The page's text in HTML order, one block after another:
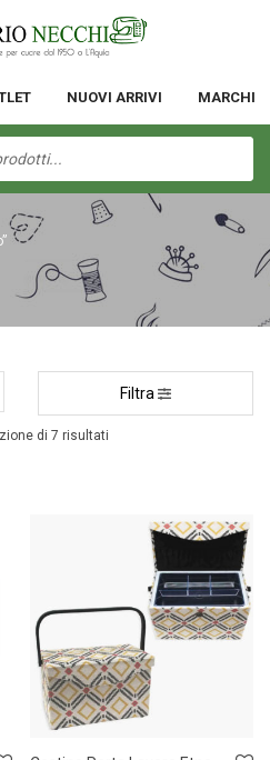
NUOVI ARRIVI MARCHI
Filtra
di 7 risultati